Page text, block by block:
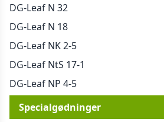
DG-Leaf N 32
DG-Leaf N 18
DG-Leaf NK 2-5
DG-Leaf NtS 17-1
DG-Leaf NP 4-5
Specialgødninger